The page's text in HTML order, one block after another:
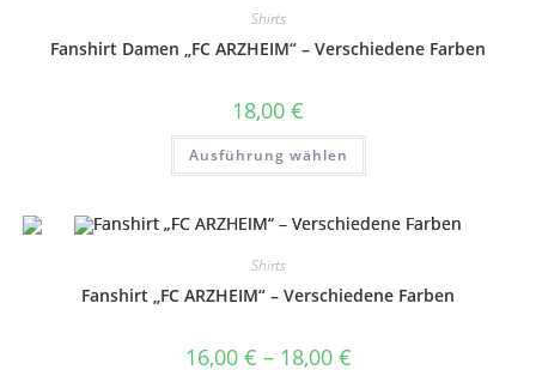
Shirts
Fanshirt Damen „FC ARZHEIM“ – Verschiedene Farben
18,00 €
Ausführung wählen
Dieses
weist
auf.
auf
der
Shirts
Fanshirt „FC ARZHEIM“ – Verschiedene Farben
16,00 € – 18,00 €Preisspanne: